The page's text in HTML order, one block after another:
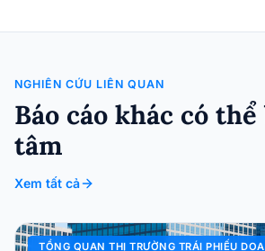
NGHIÊN CỨU LIÊN QUAN
Báo cáo khác có
tâm
Xem tất cả
TỔNG QUAN THỊ TRƯỜNG TRÁI PHIẾU